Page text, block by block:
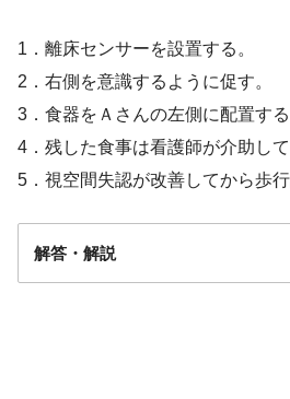
1．離床センサーを設置する。
2．右側を意識するように促す。
3．食器をＡさんの左側に配置する
4．残した食事は看護師が介助して
5．視空間失認が改善してから歩行
解答・解説